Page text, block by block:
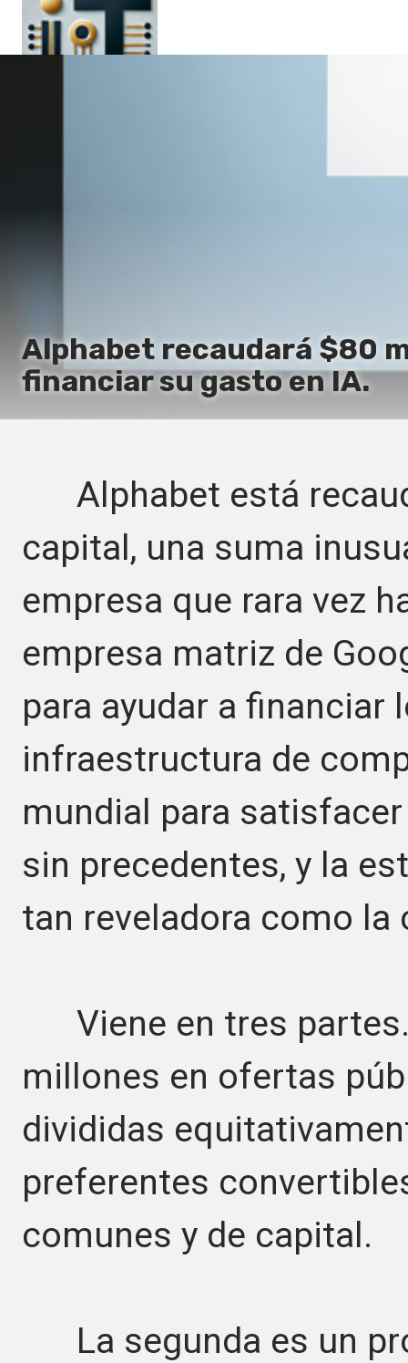
Alphabet recaudará $80
financiar su gasto en IA.
Alphabet está
capital, una suma
empresa que rara vez
empresa matriz de
para ayudar a financiar
infraestructura de
mundial para
sin precedentes, y la
tan reveladora como la
Viene en tres partes.
millones en ofertas
divididas
preferentes
comunes y de capital.
La segunda es un